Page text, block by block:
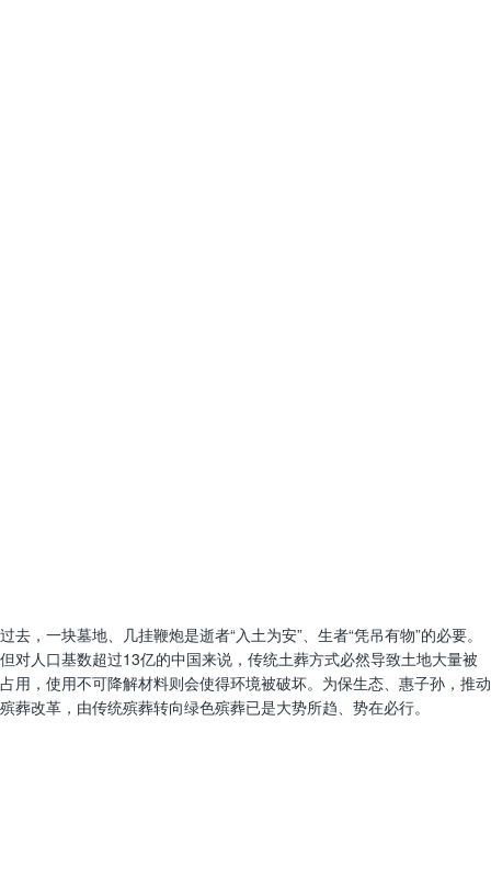
过去，一块墓地、几挂鞭炮是逝者“入土为安”、生者“凭吊有物”的必要。
但对人口基数超过13亿的中国来说，传统土葬方式必然导致土地大量被
占用，使用不可降解材料则会使得环境被破坏。为保生态、惠子孙，推动
殡葬改革，由传统殡葬转向绿色殡葬已是大势所趋、势在必行。